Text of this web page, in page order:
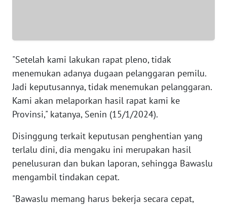
"Setelah kami lakukan rapat pleno, tidak
menemukan adanya dugaan pelanggaran pemilu.
Jadi keputusannya, tidak menemukan pelanggaran.
Kami akan melaporkan hasil rapat kami ke
Provinsi," katanya, Senin (15/1/2024).
Disinggung terkait keputusan penghentian yang
terlalu dini, dia mengaku ini merupakan hasil
penelusuran dan bukan laporan, sehingga Bawaslu
mengambil tindakan cepat.
"Bawaslu memang harus bekerja secara cepat,
WN
SERAMBI
WN
JAMBI
WN
SULTRA
NTB